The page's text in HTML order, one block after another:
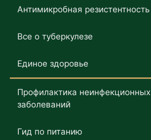
Антимикробная резистентность
Все о туберкулезе
Единое здоровье
Профилактика неинфекционных
заболеваний
Гид по питанию